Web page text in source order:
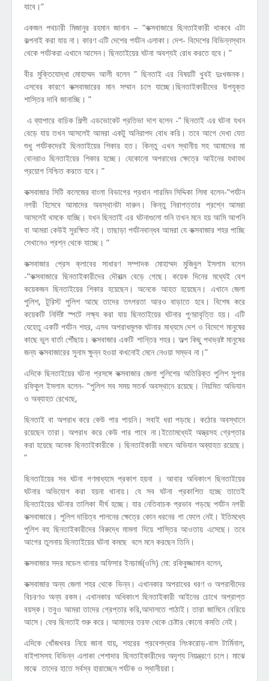
যাবে।”
একজন পথচারী মিজানুর রহমান জানান – “কক্সবাজারে ছিনতাইকারী থাকবে এটা
কল্পনাই করা যায় না। কারণ এটি দেশের পর্যটন এলাকা। দেশ- বিদেশের বিভিন্নস্থান
থেকে পর্যটকরা এখানে আসেন। ছিনতাইয়ের ঘটনা অবশ্যই রোধ করতে হবে। ”
বীর মুক্তিযোদ্ধা মোহাম্মদ আলী বলেন ” ছিনতাই এর বিষয়টি খুবই দুঃখজনক।
এসবের কারণে কক্সবাজারের মান সম্মান চলে যাচ্ছে।ছিনতাইকারীদের উপযুক্ত
শাস্তির দাবি জানাচ্ছি। ”
এ ব্যাপারে বাচিক শিল্পী এডভোকেট প্রতিভা দাশ বলেন -” ছিনতাই এর ঘটনা যখন
বেড়ে যায় তখন আসলেই আমরা একটু অনিরাপদ বোধ করি। তবে আগে দেখা যেত
শুধু পর্যটকদেরই ছিনতাইয়ের শিকার হত। কিন্তু এখন স্থানীয় সহ আমাদের মা
বোনরাও ছিনতাইয়ের শিকার হচ্ছে। যেকোনো অপরাধের ক্ষেত্রে আইনের যথাযথ
প্রয়োগ নিশ্চিত করতে হবে। ”
কক্সবাজার সিটি কলেজের বাংলা বিভাগের প্রধান শারমিন সিদ্দিকা লিমা বলেন-“পর্যটন
নগরী হিসেবে আমাদের অবস্থানটা দারুন। কিন্তু নিরাপত্তার প্রশ্নে আমরা
আসলেই থমকে যাচ্ছি। যখন ছিনতাই এর ঘটনাগুলো শুনি তখন মনে হয় আমি আপনি
বা আমরা কেউই সুরক্ষিত নই। তাছাড়া পর্যটনবান্ধব আমরা যে কক্সবাজার শহর পাচ্ছি
সেখানেও প্রশ্ন থেকে যাচ্ছে। ”
কক্সবাজার প্রেস ক্লাবের সাধারণ সম্পাদক মোহাম্মদ মুজিবুল ইসলাম বলেন
-“কক্সবাজারে ছিনতাইকারীদের দৌরাত্ম বেড়ে গেছে। কয়েক দিনের মধ্যেই বেশ
কয়েকজন ছিনতাইয়ের শিকার হয়েছেন। অনেকে আহত হয়েছেন। এখানে জেলা
পুলিশ, টুরিস্ট পুলিশ আছে তাদের তৎপরতা আরও বাড়াতে হবে। বিশেষ করে
কয়েকটি নির্দিষ্ট স্পটে লক্ষ্য করা যায় ছিনতাইয়ের ঘটনার পুণরাবৃত্তি হয়। এটি
যেহেতু একটি পর্যটন শহর, এসব অপরাধমূলক ঘটনার মাধ্যমে দেশ ও বিদেশে মানুষের
কাছে ভুল বার্তা পৌঁছায়। কক্সবাজার একটি শান্তির শহর। অল্প কিছু পথভ্রষ্ট মানুষের
জন্য কক্সবাজারের সুনাম ক্ষুন্ন হওয়া কখনোই মেনে নেওয়া সম্ভব না।”
এদিকে ছিনতাইয়ের ঘটনা প্রসঙ্গে কক্সবাজার জেলা পুলিশের অতিরিক্ত পুলিশ সুপার
রফিকুল ইসলাম বলেন- “পুলিশ সব সময় সতর্ক অবস্থানে রয়েছে। নিয়মিত অভিযান
ও অব্যাহত রেখেছে,
ছিনতাই বা অপরাধ করে কেউ পার পায়নি। সবাই ধরা পড়ছে। কঠোর অবস্থানে
রয়েছেন তারা। অপরাধ করে কেউ পার পাবে না।ইতোমধ্যেই অস্ত্রসহ গ্রেপ্তার
করা হয়েছে অনেক ছিনতাইকারীকে । ছিনতাইকারী দমনে অভিযান অব্যাহত রয়েছে।
”
ছিনতাইয়ের সব ঘটনা গণমাধ্যমে প্রকাশ হয়না । আবার অধিকাংশ ছিনতাইয়ের
ঘটনার অভিযোগ করা হয়না থানায়। যে সব ঘটনা প্রকাশিত হচ্ছে তাতেই
ছিনতাইয়ের ঘটনার তালিকা দীর্ঘ হচ্ছে। যার নেতিবাচক প্রভাব পড়ছে পর্যটন নগরী
কক্সবাজারে। পুলিশ দায়িত্ব পালনের ক্ষেত্রে কোন ধরনের গা ফেলে নেই। ইতিমধ্যে
পুলিশ বহু ছিনতাইকারীদের বিরুদ্ধে মামলা দিয়ে শাস্তির আওতায় এসেছে। তবে
আগের তুলনায় ছিনতাইয়ের ঘটনা কমছে বলে মনে করছেন তিনি।
কক্সবাজার সদর মডেল থানার অফিসার ইনচার্জ(ওসি) মো: রকিবুজ্জামান বলেন,
কক্সবাজার অন্য জেলা শহর থেকে ভিন্ন। এখানকার অপরাধের ধরণ ও অপরাধীদের
বিচরণও অন্য রকম। এখানকার অধিকাংশ ছিনতাইকারী আইনের চোখে অপ্রাপ্ত
বয়স্ক। তবুও আমরা তাদের গ্রেপ্তার করি,আদালতে পাঠাই। তারা জামিনে বেরিয়ে
আসে। ফের ছিনতাই শুরু করে। আমাদের তরফ থেকে চেষ্টার কোনো কমতি নেই।
এদিকে খোঁজখবর নিয়ে জানা যায়, শহরের প্রবেশদ্বার লিংকরোড়-বাস টার্মিনাল,
বাইপাসসহ বিভিন্ন এলাকা পেশাদার ছিনতাইকারীদের অদৃশ্য নিয়ন্ত্রণে চলে। মাঝে
মাঝে তাদের হাতে সর্বস্ব হারাচ্ছেন পর্যটক ও স্থানীয়রা।